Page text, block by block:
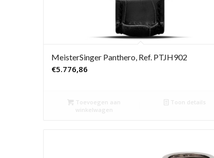
MeisterSinger Panthero, Ref. PTJH902
€5.776,86
Toevoegen aan
winkelwagen
Toon details